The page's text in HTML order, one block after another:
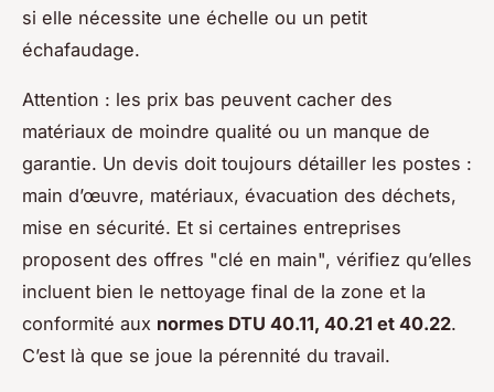
si elle nécessite une échelle ou un petit
échafaudage.
Attention : les prix bas peuvent cacher des
matériaux de moindre qualité ou un manque de
garantie. Un devis doit toujours détailler les postes :
main d’œuvre, matériaux, évacuation des déchets,
mise en sécurité. Et si certaines entreprises
proposent des offres "clé en main", vérifiez qu’elles
incluent bien le nettoyage final de la zone et la
conformité aux normes DTU 40.11, 40.21 et 40.22.
C’est là que se joue la pérennité du travail.